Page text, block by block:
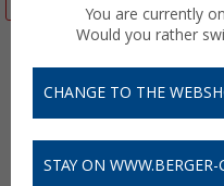
You are currently
Would you rather
CHANGE TO THE
STAY ON WWW.BERGER-